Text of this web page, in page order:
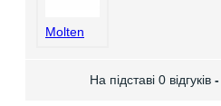
Molten
На підставі 0 відгуків -